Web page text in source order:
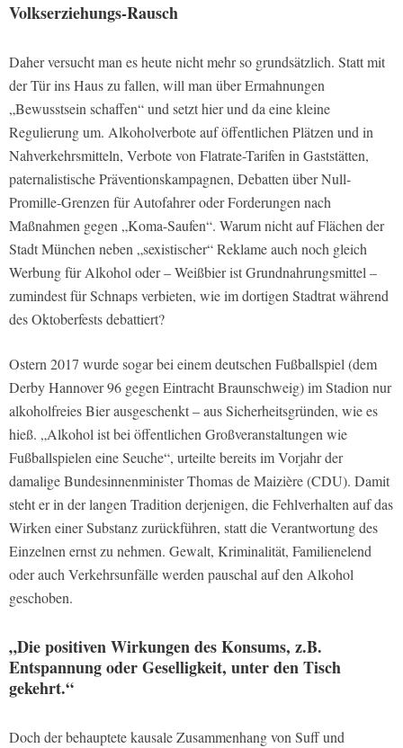
Volkserziehungs-Rausch
Daher versucht man es heute nicht mehr so grundsätzlich. Statt mit
der Tür ins Haus zu fallen, will man über Ermahnungen
„Bewusstsein schaffen“ und setzt hier und da eine kleine
Regulierung um. Alkoholverbote auf öffentlichen Plätzen und in
Nahverkehrsmitteln, Verbote von Flatrate-Tarifen in Gaststätten,
paternalistische Präventionskampagnen, Debatten über Null-
Promille-Grenzen für Autofahrer oder Forderungen nach
Maßnahmen gegen „Koma-Saufen“. Warum nicht auf Flächen der
Stadt München neben „sexistischer“ Reklame auch noch gleich
Werbung für Alkohol oder – Weißbier ist Grundnahrungsmittel –
zumindest für Schnaps verbieten, wie im dortigen Stadtrat während
des Oktoberfests debattiert?
Ostern 2017 wurde sogar bei einem deutschen Fußballspiel (dem
Derby Hannover 96 gegen Eintracht Braunschweig) im Stadion nur
alkoholfreies Bier ausgeschenkt – aus Sicherheitsgründen, wie es
hieß. „Alkohol ist bei öffentlichen Großveranstaltungen wie
Fußballspielen eine Seuche“, urteilte bereits im Vorjahr der
damalige Bundesinnenminister Thomas de Maizière (CDU). Damit
steht er in der langen Tradition derjenigen, die Fehlverhalten auf das
Wirken einer Substanz zurückführen, statt die Verantwortung des
Einzelnen ernst zu nehmen. Gewalt, Kriminalität, Familienelend
oder auch Verkehrsunfälle werden pauschal auf den Alkohol
geschoben.
„Die positiven Wirkungen des Konsums, z.B.
Entspannung oder Geselligkeit, unter den Tisch
gekehrt.“
Doch der behauptete kausale Zusammenhang von Suff und